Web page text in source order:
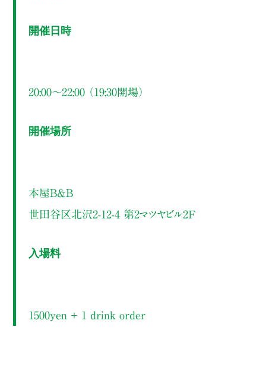
開催日時
20:00～22:00 （19:30開場）
開催場所
本屋B&B
世田谷区北沢2-12-4 第2マツヤビル2F
入場料
1500yen ＋ 1 drink order